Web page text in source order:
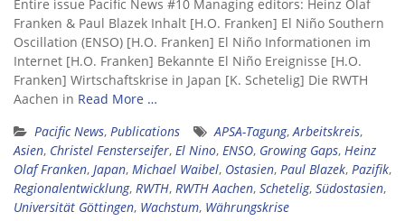
Entire issue Pacific News #10 Managing editors: Heinz Olaf
Franken & Paul Blazek Inhalt [H.O. Franken] El Niño Southern
Oscillation (ENSO) [H.O. Franken] El Niño Informationen im
Internet [H.O. Franken] Bekannte El Niño Ereignisse [H.O.
Franken] Wirtschaftskrise in Japan [K. Schetelig] Die RWTH
Aachen in Read More …
Pacific News, Publications APSA-Tagung,Arbeitskreis,
Asien, Christel Fensterseifer, El Nino, ENSO, Growing Gaps, Heinz
Olaf Franken, Japan, Michael Waibel, Ostasien, Paul Blazek, Pazifik,
Regionalentwicklung, RWTH, RWTH Aachen, Schetelig, Südostasien,
Universität Göttingen, Wachstum, Währungskrise